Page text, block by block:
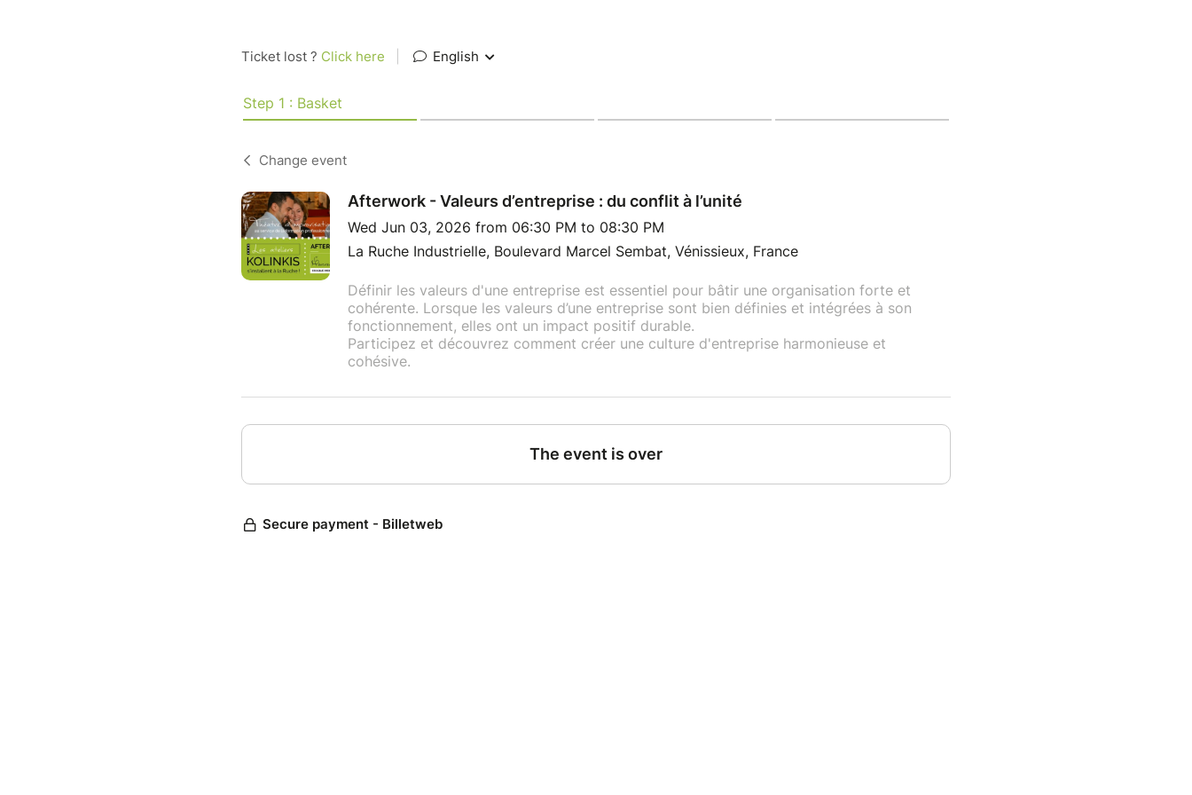
Ticket lost ? Click here English
Step 1 : Basket
Change event
Afterwork - Valeurs d’entreprise : du conflit à l’unité
Wed Jun 03, 2026 from 06:30 PM to 08:30 PM
La Ruche Industrielle, Boulevard Marcel Sembat, Vénissieux, France
Définir les valeurs d'une entreprise est essentiel pour bâtir une organisation forte et
cohérente. Lorsque les valeurs d’une entreprise sont bien définies et intégrées à son
fonctionnement, elles ont un impact positif durable.
Participez et découvrez comment créer une culture d'entreprise harmonieuse et
cohésive.
The event is over
Secure payment - Billetweb